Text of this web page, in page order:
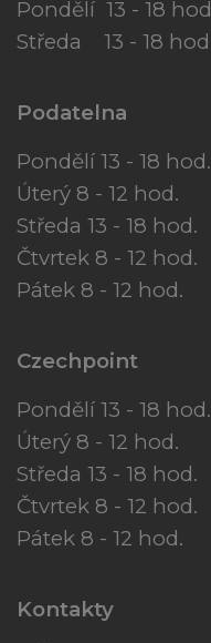
Pondělí 13 - 18 hod
Středa 13 - 18 hod
Podatelna
Pondělí 13 - 18 hod.
Úterý 8 - 12 hod.
Středa 13 - 18 hod.
Čtvrtek 8 - 12 hod.
Pátek 8 - 12 hod.
Czechpoint
Pondělí 13 - 18 hod.
Úterý 8 - 12 hod.
Středa 13 - 18 hod.
Čtvrtek 8 - 12 hod.
Pátek 8 - 12 hod.
Kontakty